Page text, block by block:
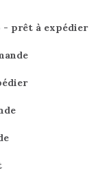
- prêt à expédier